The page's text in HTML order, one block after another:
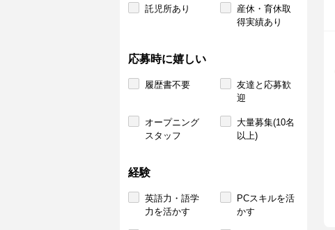
託児所あり
産休・育休取
得実績あり
応募時に嬉しい
履歴書不要
友達と応募歓
迎
オープニング
スタッフ
大量募集(10名
以上)
経験
英語力・語学
力を活かす
PCスキルを活
かす